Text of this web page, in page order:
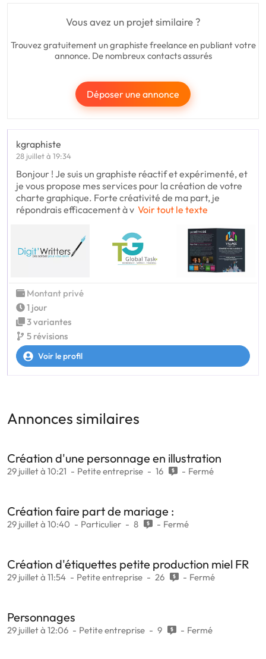
Vous avez un projet similaire ?
Trouvez gratuitement un graphiste freelance en publiant votre
annonce. De nombreux contacts assurés
Déposer une annonce
kgraphiste
28 juillet à 19:34
Bonjour ! Je suis un graphiste réactif et expérimenté, et
je vous propose mes services pour la création de votre
charte graphique. Forte créativité de ma part, je
répondrais efficacement à v Voir tout le texte
Montant privé
1 jour
3 variantes
5 révisions
Voir le profil
Annonces similaires
Création d'une personnage en illustration
29 juillet à 10:21 Petite entreprise 16 Fermé
Création faire part de mariage :
29 juillet à 10:40 Particulier 8 Fermé
Création d'étiquettes petite production miel FR
29 juillet à 11:54 Petite entreprise 26 Fermé
Personnages
29 juillet à 12:06 Petite entreprise 9 Fermé